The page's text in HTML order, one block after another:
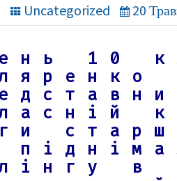
Uncategorized 20
10
в